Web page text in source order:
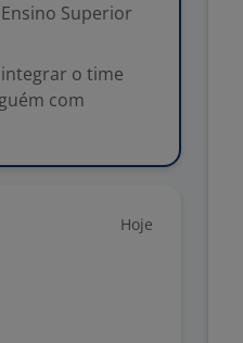
Ensino Superior
o time
com
Hoje